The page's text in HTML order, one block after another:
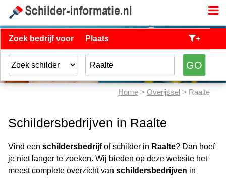
Zoek bedrijf voor Plaats +
Home > Overijssel > Raalte
Schildersbedrijven in Raalte
Vind een schildersbedrijfof schilder in Raalte? Dan hoef
je niet langer te zoeken. Wij bieden op deze website het
meest complete overzicht van schildersbedrijven in